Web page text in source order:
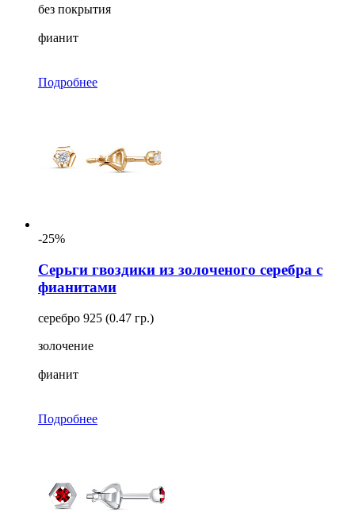
без покрытия
фианит
Подробнее
-25%
Серьги гвоздики из золоченого серебра с
фианитами
серебро 925 (0.47 гр.)
золочение
фианит
Подробнее